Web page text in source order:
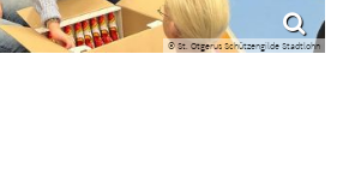
© St. Otgerus Schützengilde Stadtlohn